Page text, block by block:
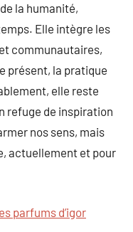
la humanité,
Elle intègre les
communautaires,
présent, la pratique
elle reste
refuge de inspiration
nos sens, mais
actuellement et pour
parfums d’igor